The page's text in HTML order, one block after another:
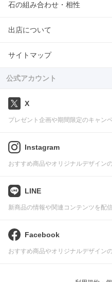
石の組み合わせ・相性
出店について
サイトマップ
公式アカウント
X
プレゼント企画や期間限定のキャン
Instagram
おすすめ商品やオリジナルデザイン
LINE
新商品の情報や関連コンテンツを配
Facebook
おすすめ商品やオリジナルデザイン